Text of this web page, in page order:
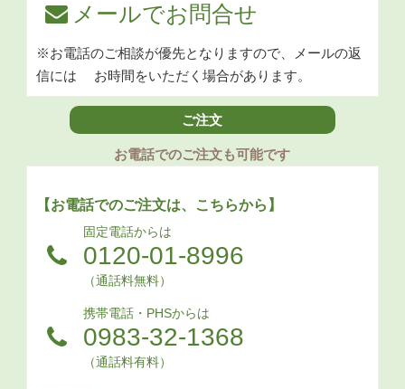
メールでお問合せ
※お電話のご相談が優先となりますので、メールの返
信には お時間をいただく場合があります。
ご注文
お電話でのご注文も可能です
【お電話でのご注文は、こちらから】
固定電話からは
0120-01-8996
（通話料無料）
携帯電話・PHSからは
0983-32-1368
（通話料有料）